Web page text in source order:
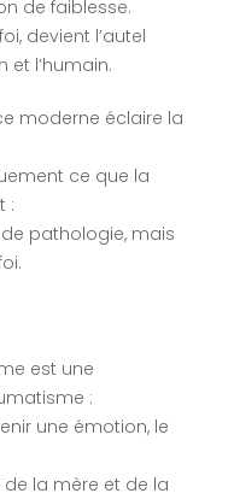
de faiblesse.
devient l’autel
et l’humain.
moderne éclaire la
ce que la
:
pathologie, mais
est une
:
une émotion, le
de la mère et de la